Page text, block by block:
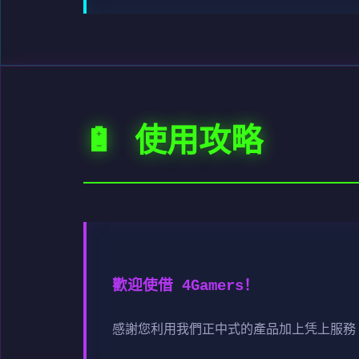
🔋 使用攻略
歡迎使借 4Gamers！
感謝您利用我們正中式的產品加上凭上服